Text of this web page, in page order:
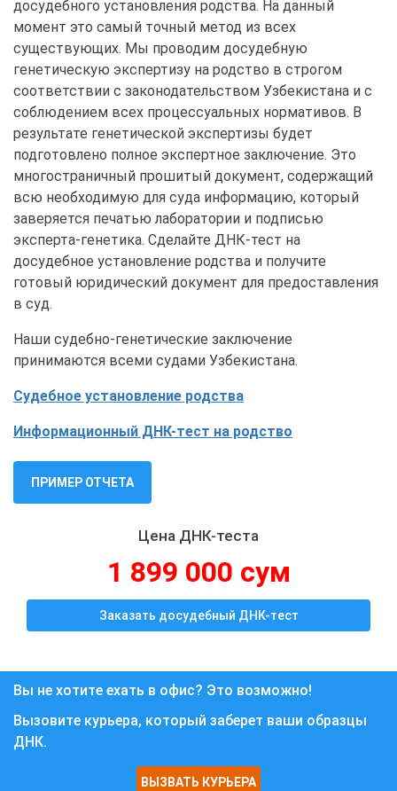
досудебного установления родства. На данный
момент это самый точный метод из всех
существующих. Мы проводим досудебную
генетическую экспертизу на родство в строгом
соответствии с законодательством Узбекистана и с
соблюдением всех процессуальных нормативов. В
результате генетической экспертизы будет
подготовлено полное экспертное заключение. Это
многостраничный прошитый документ, содержащий
всю необходимую для суда информацию, который
заверяется печатью лаборатории и подписью
эксперта-генетика. Сделайте ДНК-тест на
досудебное установление родства и получите
готовый юридический документ для предоставления
в суд.
Наши судебно-генетические заключение
принимаются всеми судами Узбекистана.
Судебное установление родства
Информационный ДНК-тест на родство
ПРИМЕР ОТЧЕТА
Цена ДНК-теста
1 899 000 сум
Заказать досудебный ДНК-тест
Вы не хотите ехать в офис? Это возможно!
Вызовите курьера, который заберет ваши образцы
ДНК.
ВЫЗВАТЬ КУРЬЕРА